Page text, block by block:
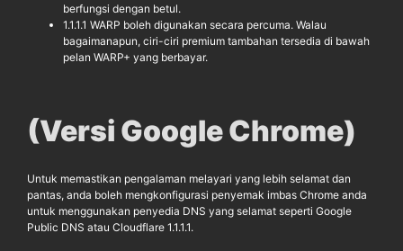
berfungsi dengan betul.
1.1.1.1 WARP boleh digunakan secara percuma. Walau
bagaimanapun, ciri-ciri premium tambahan tersedia di bawah
pelan WARP+ yang berbayar.
(Versi Google Chrome)
Untuk memastikan pengalaman melayari yang lebih selamat dan
pantas, anda boleh mengkonfigurasi penyemak imbas Chrome anda
untuk menggunakan penyedia DNS yang selamat seperti Google
Public DNS atau Cloudflare 1.1.1.1.